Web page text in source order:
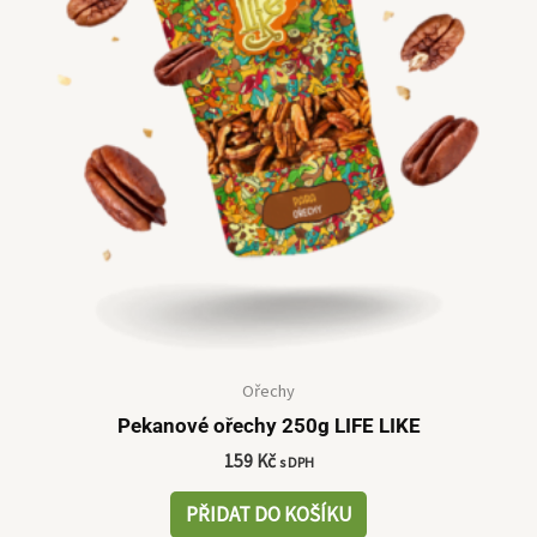
Ořechy
Pekanové ořechy 250g LIFE LIKE
159 Kč s DPH
PŘIDAT DO KOŠÍKU